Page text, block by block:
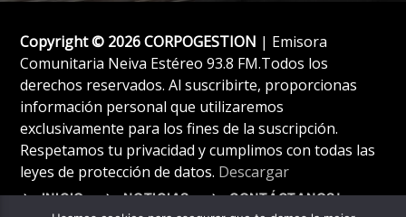
Copyright © 2026 CORPOGESTION | Emisora
Comunitaria Neiva Estéreo 93.8 FM.Todos los
derechos reservados. Al suscribirte, proporcionas
información personal que utilizaremos
exclusivamente para los fines de la suscripción.
Respetamos tu privacidad y cumplimos con todas las
leyes de protección de datos. Descargar
INICIO NOTICIAS CONTÁCTANOS!